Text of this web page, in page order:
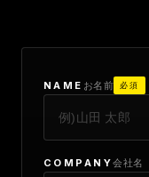
NAME お名前 必須
COMPANY会社名